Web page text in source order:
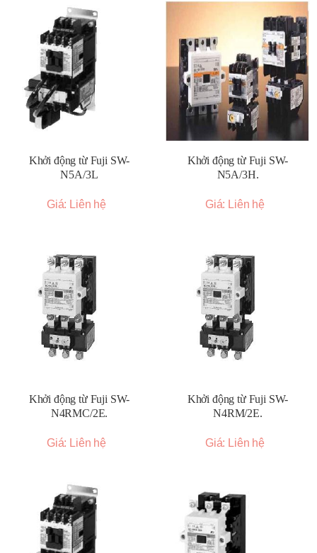
Khởi động từ Fuji SW-
N5A/3L
Giá: Liên hệ
Khởi động từ Fuji SW-
N5A/3H.
Giá: Liên hệ
Khởi động từ Fuji SW-
N4RMC/2E.
Giá: Liên hệ
Khởi động từ Fuji SW-
N4RM/2E.
Giá: Liên hệ